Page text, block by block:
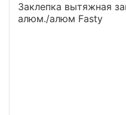
Заклепка вытяжная закрытая стандартный бортик
алюм./алюм Fasty